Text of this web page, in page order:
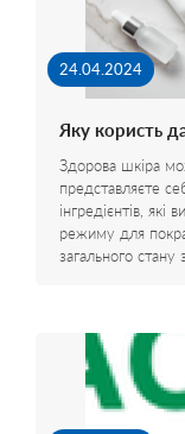
24.04.2024
Яку користь
Здорова шкіра
представляєте
інгредієнтів,
режиму для
загального стану